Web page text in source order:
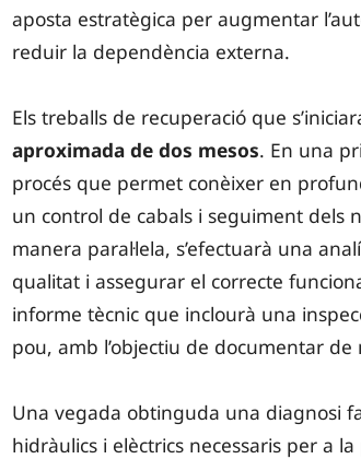
aposta estratègica per augmentar
reduir la dependència externa.
Els treballs de recuperació que
aproximada de dos mesos. En una
procés que permet conèixer en
un control de cabals i seguiment dels
manera paral·lela, s’efectuarà una
qualitat i assegurar el correcte
informe tècnic que inclourà una
pou, amb l’objectiu de documentar
Una vegada obtinguda una diagnosi
hidràulics i elèctrics necessaris per a